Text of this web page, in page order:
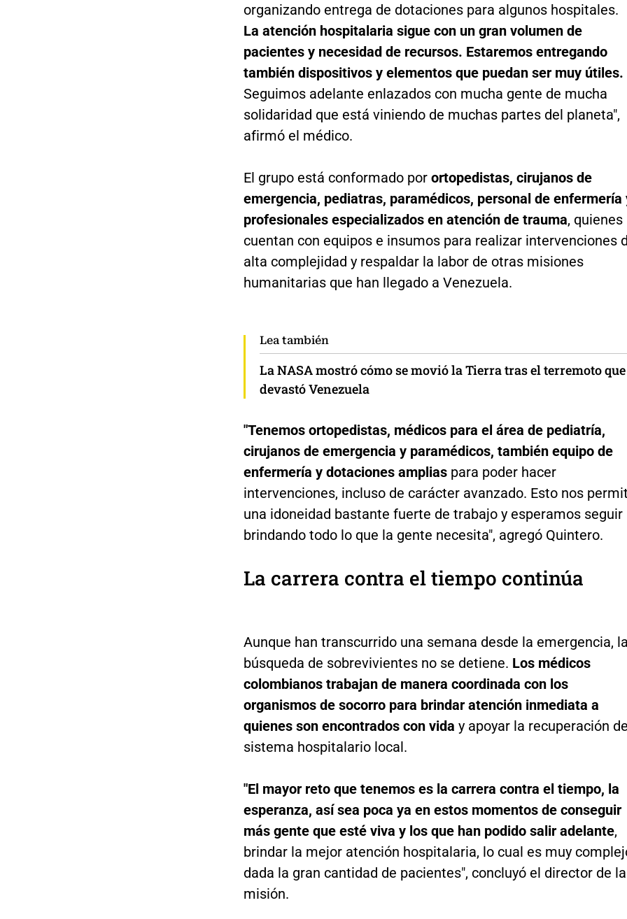
organizando entrega de dotaciones para algunos hospitales.
La atención hospitalaria sigue con un gran volumen de
pacientes y necesidad de recursos. Estaremos entregando
también dispositivos y elementos que puedan ser muy útiles.
Seguimos adelante enlazados con mucha gente de mucha
solidaridad que está viniendo de muchas partes del planeta",
afirmó el médico.
El grupo está conformado por ortopedistas, cirujanos de
emergencia, pediatras, paramédicos, personal de enfermería
profesionales especializados en atención de trauma, quienes
cuentan con equipos e insumos para realizar intervenciones
alta complejidad y respaldar la labor de otras misiones
humanitarias que han llegado a Venezuela.
Lea también
La NASA mostró cómo se movió la Tierra tras el terremoto que
devastó Venezuela
"Tenemos ortopedistas, médicos para el área de pediatría,
cirujanos de emergencia y paramédicos, también equipo de
enfermería y dotaciones ampliaspara poder hacer
intervenciones, incluso de carácter avanzado. Esto nos
una idoneidad bastante fuerte de trabajo y esperamos seguir
brindando todo lo que la gente necesita", agregó Quintero.
La carrera contra el tiempo continúa
Aunque han transcurrido una semana desde la emergencia,
búsqueda de sobrevivientes no se detiene. Los médicos
colombianos trabajan de manera coordinada con los
organismos de socorro para brindar atención inmediata a
quienes son encontrados con vida y apoyar la recuperación
sistema hospitalario local.
"El mayor reto que tenemos es la carrera contra el tiempo, la
esperanza, así sea poca ya en estos momentos de conseguir
más gente que esté viva y los que han podido salir adelante,
brindar la mejor atención hospitalaria, lo cual es muy
dada la gran cantidad de pacientes", concluyó el director de la
misión.